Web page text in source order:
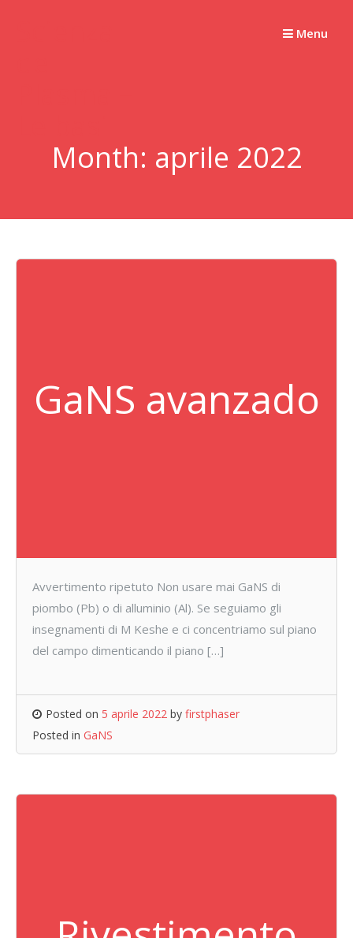
Menu
Month: aprile 2022
GaNS avanzado
Avvertimento ripetuto Non usare mai GaNS di
piombo (Pb) o di alluminio (Al). Se seguiamo gli
insegnamenti di M Keshe e ci concentriamo sul piano
del campo dimenticando il piano […]
Posted on 5 aprile 2022 by firstphaser
Posted in GaNS